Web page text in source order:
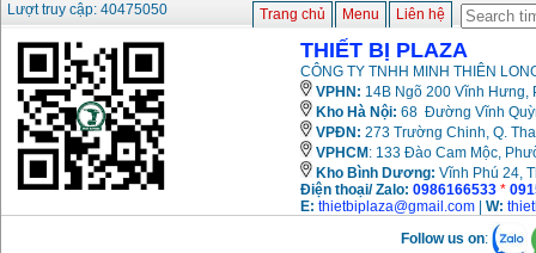
Bộ máy khoan 100
chi tiết Bosch GSB
13RE (650W)
Giá: 2200000
Máy khoan Bosch
GSB 16RE (750W)
Giá: 1850000
Lượt truy cập: 40475050
Trang chủ Menu Liên hệ
THIẾT BỊ PLAZA
CÔNG TY TNHH MINH THIÊN
VPHN: 14B Ngõ 200 Vĩnh Hưng,
Kho Hà Nội: 68 Đường Vĩnh
VPĐN: 273 Trường Chinh, Q.
VPHCM : 133 Đào Cam Mộc,
Kho Bình Dương: Vĩnh Phú 24,
Điện thoại/ Zalo: 0986166533 *
E: thietbiplaza@gmail.com W:
Follow us on: